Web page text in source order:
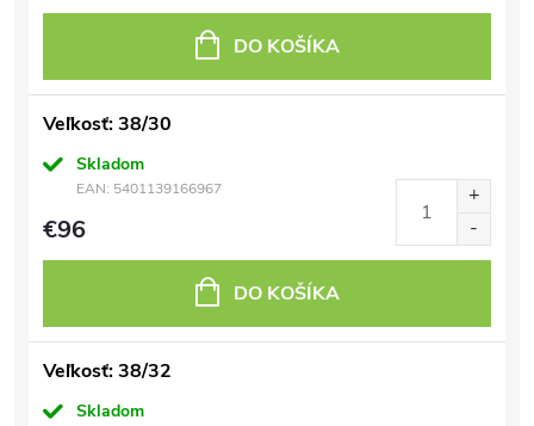
DO KOŠÍKA
Veľkosť: 38/30
Skladom
EAN: 5401139166967
€96
DO KOŠÍKA
Veľkosť: 38/32
Skladom